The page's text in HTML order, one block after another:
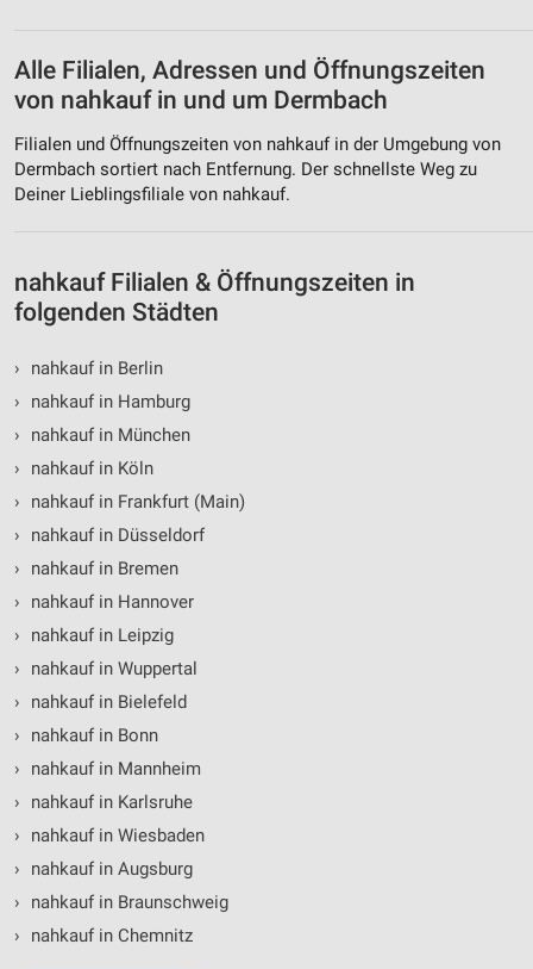
Alle Filialen, Adressen und Öffnungszeiten
von nahkauf in und um Dermbach
Filialen und Öffnungszeiten von nahkauf in der Umgebung von
Dermbach sortiert nach Entfernung. Der schnellste Weg zu
Deiner Lieblingsfiliale von nahkauf.
nahkauf Filialen & Öffnungszeiten in
folgenden Städten
›
nahkauf in Berlin
›
nahkauf in Hamburg
›
nahkauf in München
›
nahkauf in Köln
›
nahkauf in Frankfurt (Main)
›
nahkauf in Düsseldorf
›
nahkauf in Bremen
›
nahkauf in Hannover
›
nahkauf in Leipzig
›
nahkauf in Wuppertal
›
nahkauf in Bielefeld
›
nahkauf in Bonn
›
nahkauf in Mannheim
›
nahkauf in Karlsruhe
›
nahkauf in Wiesbaden
›
nahkauf in Augsburg
›
nahkauf in Braunschweig
›
nahkauf in Chemnitz
Geräte anhand von aktiv angeforderten
Informationen identifizieren
Nicht-IAB-Verarbeitungszwecke:
Notwendig
Performance
Werbung